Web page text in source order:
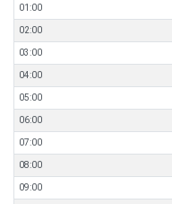
01:00
02:00
03:00
04:00
05:00
06:00
07:00
08:00
09:00